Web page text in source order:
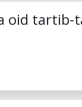
tartib-